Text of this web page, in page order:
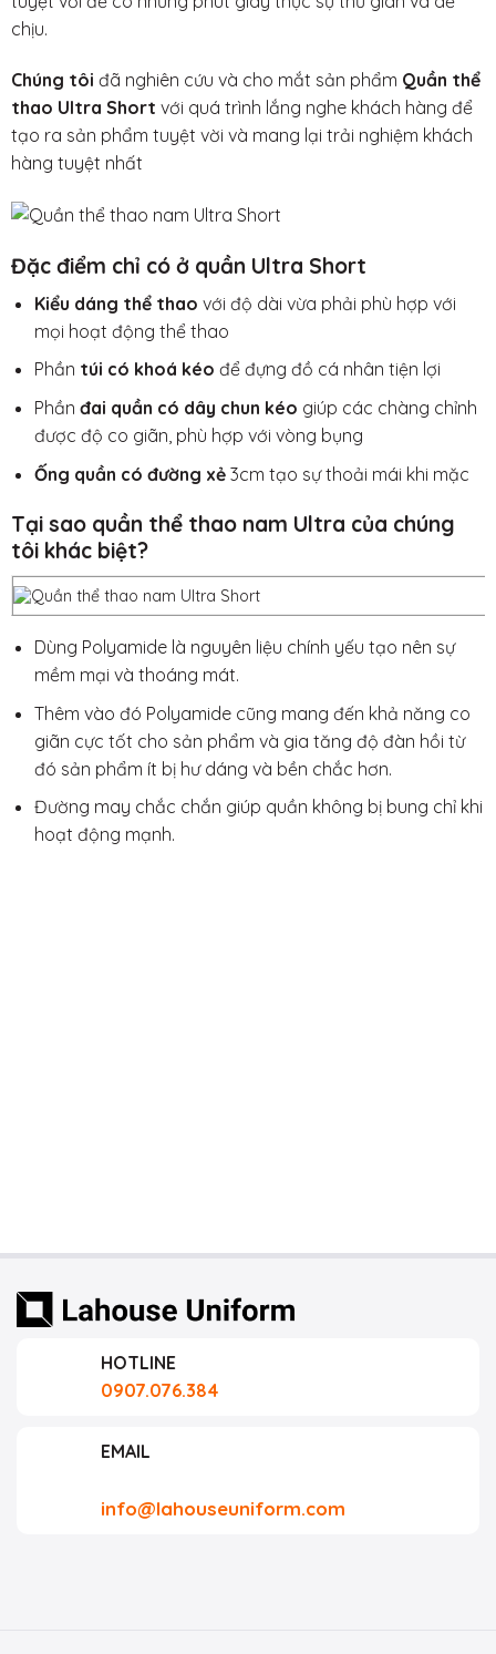
chịu.
Chúng tôi đã nghiên cứu và cho mắt sản phẩm Quần thể
thao Ultra Short với quá trình lắng nghe khách hàng để
tạo ra sản phẩm tuyệt vời và mang lại trải nghiệm khách
hàng tuyệt nhất
Đặc điểm chỉ có ở quần Ultra Short
Kiểu dáng thể thao với độ dài vừa phải phù hợp với
mọi hoạt động thể thao
Phần túi có khoá kéo để đựng đồ cá nhân tiện lợi
Phần đai quần có dây chun kéo giúp các chàng chỉnh
được độ co giãn, phù hợp với vòng bụng
Ống quần có đường xẻ3cm tạo sự thoải mái khi mặc
Tại sao quần thể thao nam Ultra của chúng
tôi khác biệt?
Dùng Polyamide là nguyên liệu chính yếu tạo nên sự
mềm mại và thoáng mát.
Thêm vào đó Polyamide cũng mang đến khả năng co
giãn cực tốt cho sản phẩm và gia tăng độ đàn hồi từ
đó sản phẩm ít bị hư dáng và bền chắc hơn.
Đường may chắc chắn giúp quần không bị bung chỉ khi
hoạt động mạnh.
HOTLINE
0907.076.384
EMAIL
info@lahouseuniform.com